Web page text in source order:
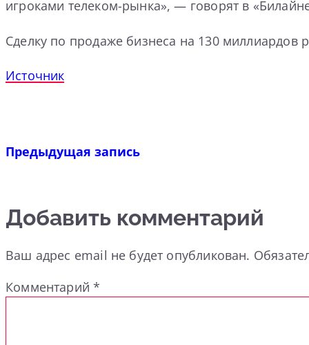
игроками телеком-рынка», — говорят в
Сделку по продаже бизнеса на 130 миллиардов
Источник
Предыдущая запись
Добавить комментарий
Ваш адрес email не будет опубликован.
Комментарий*